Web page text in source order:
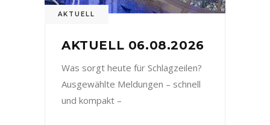
AKTUELL
AKTUELL 06.08.2026
Was sorgt heute für Schlagzeilen?
Ausgewählte Meldungen – schnell
und kompakt –